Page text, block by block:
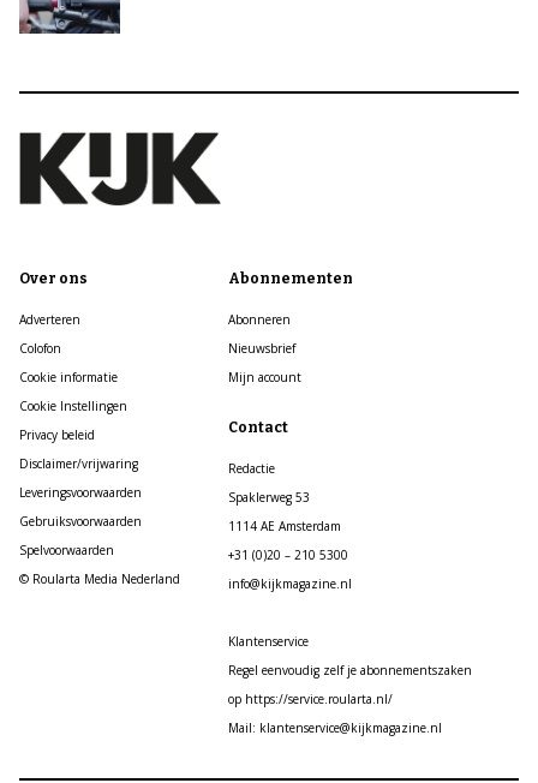
Over ons
Adverteren
Colofon
Cookie informatie
Cookie Instellingen
Privacy beleid
Disclaimer/vrijwaring
Leveringsvoorwaarden
Gebruiksvoorwaarden
Spelvoorwaarden
© Roularta Media Nederland
Abonnementen
Abonneren
Nieuwsbrief
Mijn account
Contact
Redactie
Spaklerweg 53
1114 AE Amsterdam
+31 (0)20 – 210 5300
info@kijkmagazine.nl
Klantenservice
Regel eenvoudig zelf je abonnementszaken
op https://service.roularta.nl/
Mail: klantenservice@kijkmagazine.nl